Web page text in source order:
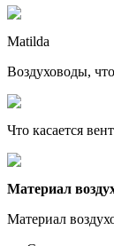
Matilda
Воздуховоды,
Что касается
Материал
Материал